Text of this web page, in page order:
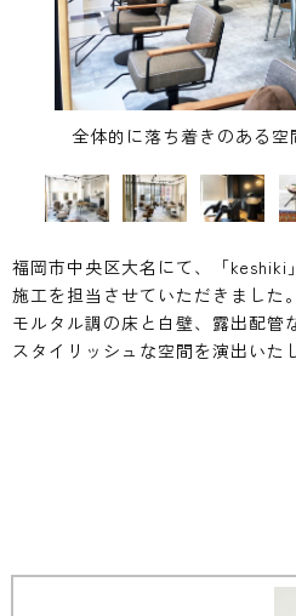
全体的に落ち着きのある空
福岡市中央区大名にて、「keshiki
施工を担当させていただきました。
モルタル調の床と白壁、露出配管
スタイリッシュな空間を演出いた